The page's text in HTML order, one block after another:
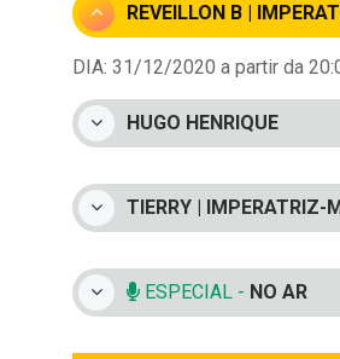
REVEILLON B |
DIA: 31/12/2020 a partir da
HUGO HENRIQUE
TIERRY | IMPERATRIZ-
ESPECIAL - NO AR